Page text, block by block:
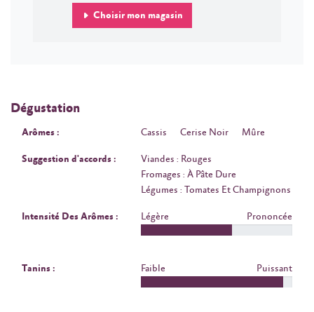
Choisir mon magasin
Dégustation
Arômes : Cassis Cerise Noir Mûre
Suggestion d'accords :
Viandes : Rouges
Fromages : À Pâte Dure
Légumes : Tomates Et Champignons
Intensité Des Arômes : Légère Prononcée
Tanins : Faible Puissant